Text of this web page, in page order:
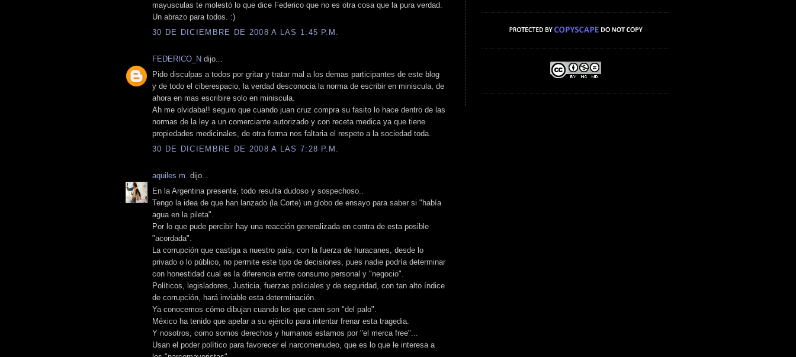
mayusculas te molestó lo que dice Federico que no es otra cosa que la pura verdad.
Un abrazo para todos. :)
30 DE DICIEMBRE DE 2008 A LAS 1:45 P.M.
FEDERICO_N dijo...
Pido disculpas a todos por gritar y tratar mal a los demas participantes de este blog
y de todo el ciberespacio, la verdad desconocia la norma de escribir en miniscula, de
ahora en mas escribire solo en miniscula.
Ah me olvidaba!! seguro que cuando juan cruz compra su fasito lo hace dentro de las
normas de la ley a un comerciante autorizado y con receta medica ya que tiene
propiedades medicinales, de otra forma nos faltaria el respeto a la sociedad toda.
30 DE DICIEMBRE DE 2008 A LAS 7:28 P.M.
aquiles m. dijo...
En la Argentina presente, todo resulta dudoso y sospechoso..
Tengo la idea de que han lanzado (la Corte) un globo de ensayo para saber si "había
agua en la pileta".
Por lo que pude percibir hay una reacción generalizada en contra de esta posible
"acordada".
La corrupción que castiga a nuestro país, con la fuerza de huracanes, desde lo
privado o lo público, no permite este tipo de decisiones, pues nadie podría determinar
con honestidad cual es la diferencia entre consumo personal y "negocio".
Políticos, legisladores, Justicia, fuerzas policiales y de seguridad, con tan alto índice
de corrupción, hará inviable esta determinación.
Ya conocemos cómo dibujan cuando los que caen son "del palo".
México ha tenido que apelar a su ejército para intentar frenar esta tragedia.
Y nosotros, como somos derechos y humanos estamos por "el merca free"...
Usan el poder político para favorecer el narcomenudeo, que es lo que le interesa a